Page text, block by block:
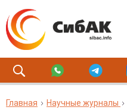
Главная Научные журналы